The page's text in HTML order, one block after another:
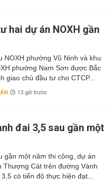
hai dự án NOXH gần
NOXH phường Vũ Ninh và khu
phường Nam Sơn được Bắc
giao chủ đầu tư cho CTCP...
13 giờ trước
đai 3,5 sau gần một
gần một năm thi công, dự án
Thượng Cát trên đường Vành
có tiến độ thực hiện đạt...